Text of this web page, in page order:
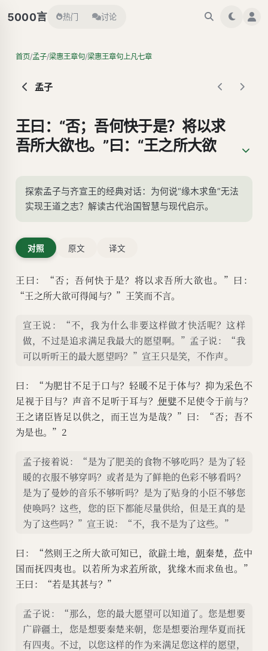
5000言 热门 讨论
首页/孟子/梁惠王章句/梁惠王章句上凡七章
孟子
王曰：“否；吾何快于是？将以求
吾所大欲也。”曰：“王之所大欲
“为肥甘不足于口与？轻暖不足于
体与？抑为采色不足视于目与？
令于前与？王之诸臣皆足以供
之，而王岂为是哉？”曰：“否；
吾不为是也。” 曰：“然则王之所
大欲可知已，欲辟3土地，朝秦
楚，莅中国而抚四夷也。以若所
为求若所欲，犹缘木而求鱼也。”
王曰：“若是其甚与？” 曰：“殆有
后灾。以若所为求若所欲，尽心
力而为之，后必有灾。”
探索孟子与齐宣王的经典对话：为何说“缘木求鱼”无法
实现王道之志？解读古代治国智慧与现代启示。
对照 原文 译文
王曰：“否；吾何快于是？将以求吾所大欲也。”曰：
“王之所大欲可得闻与？”王笑而不言。
宣王说：“不，我为什么非要这样做才快活呢？这样
做，不过是追求满足我最大的愿望啊。”孟子说：“我
可以听听王的最大愿望吗？”宣王只是笑，不作声。
曰：“为肥甘不足于口与？轻暖不足于体与？抑为采色不
足视于目与？声音不足听于耳与？ 便嬖不足使令于前与？
王之诸臣皆足以供之，而王岂为是哉？”曰：“否；吾不
为是也。”2
孟子接着说：“是为了肥美的食物不够吃吗？是为了轻
暖的衣服不够穿吗？或者是为了鲜艳的色彩不够看吗？
是为了曼妙的音乐不够听吗？是为了贴身的小臣不够您
使唤吗？这些，您的臣下都能尽量供给，但是王真的是
为了这些吗？”宣王说：“不，我不是为了这些。”
曰：“然则王之所大欲可知已，欲辟土地，朝秦楚， 莅中
国而抚四夷也。以若所为求若所欲，犹缘木而求鱼也。”
王曰：“若是其甚与？”
孟子说：“那么，您的最大愿望可以知道了。您是想要
广辟疆土，您是想要秦楚来朝，您是想要治理华夏而抚
有四夷。不过，以您这样的作为来满足您这样的愿望，